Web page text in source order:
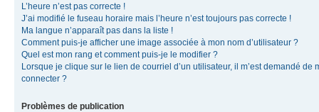
L’heure n’est pas correcte !
J’ai modifié le fuseau horaire mais l’heure n’est toujours pas correcte !
Ma langue n’apparaît pas dans la liste !
Comment puis-je afficher une image associée à mon nom d’utilisateur ?
Quel est mon rang et comment puis-je le modifier ?
Lorsque je clique sur le lien de courriel d’un utilisateur, il m’est demandé de
connecter ?
Problèmes de publication